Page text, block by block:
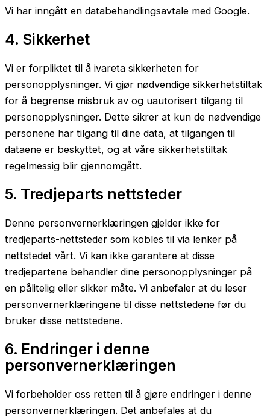
Vi har inngått en databehandlingsavtale med Google.
4. Sikkerhet
Vi er forpliktet til å ivareta sikkerheten for
personopplysninger. Vi gjør nødvendige sikkerhetstiltak
for å begrense misbruk av og uautorisert tilgang til
personopplysninger. Dette sikrer at kun de nødvendige
personene har tilgang til dine data, at tilgangen til
dataene er beskyttet, og at våre sikkerhetstiltak
regelmessig blir gjennomgått.
5. Tredjeparts nettsteder
Denne personvernerklæringen gjelder ikke for
tredjeparts-nettsteder som kobles til via lenker på
nettstedet vårt. Vi kan ikke garantere at disse
tredjepartene behandler dine personopplysninger på
en pålitelig eller sikker måte. Vi anbefaler at du leser
personvernerklæringene til disse nettstedene før du
bruker disse nettstedene.
6. Endringer i denne
personvernerklæringen
Vi forbeholder oss retten til å gjøre endringer i denne
personvernerklæringen. Det anbefales at du